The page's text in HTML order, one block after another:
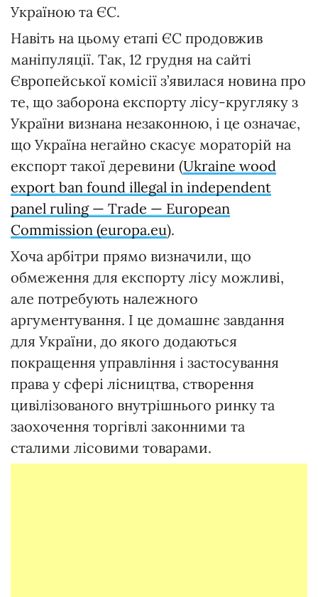
Україною та ЄС.
Навіть на цьому етапі ЄС продовжив
маніпуляції. Так, 12 грудня на сайті
Європейської комісії з’явилася новина про
те, що заборона експорту лісу-кругляку з
України визнана незаконною, і це означає,
що Україна негайно скасує мораторій на
експорт такої деревини (Ukraine wood
export ban found illegal in independent
panel ruling — Trade — European
Commission (europa.eu).
Хоча арбітри прямо визначили, що
обмеження для експорту лісу можливі,
але потребують належного
аргументування. І це домашнє завдання
для України, до якого додаються
покращення управління і застосування
права у сфері лісництва, створення
цивілізованого внутрішнього ринку та
заохочення торгівлі законними та
сталими лісовими товарами.